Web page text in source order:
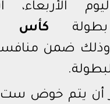
الأربعاء،
بطولة كأس
وذلك ضمن
أن يتم خوض ست